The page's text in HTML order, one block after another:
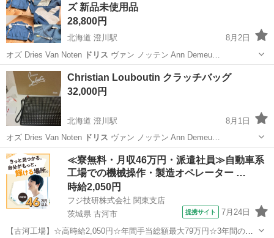
ズ 新品未使用品
28,800円
北海道 澄川駅
8月2日
オズ Dries Van Noten ドリス ヴァン ノッテン Ann Demeu…
北海道 札幌市 Christian Dior
Christian Louboutin クラッチバッグ
32,000円
北海道 澄川駅
8月1日
オズ Dries Van Noten ドリス ヴァン ノッテン Ann Demeu…
北海道 札幌市 澄川駅 バッグ
≪寮無料・月収46万円・派遣社員≫自動車系
工場での機械操作・製造オペレーター …
時給2,050円
フジ技研株式会社 関東支店
茨城県 古河市
提携サイト 7月24日
【古河工場】☆高時給2,050円☆年間手当総額最大79万円☆3年間の手